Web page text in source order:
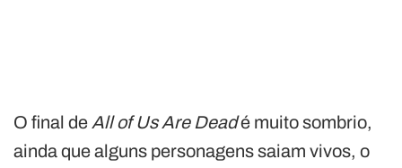
O final de All of Us Are Deadé muito sombrio,
ainda que alguns personagens saiam vivos, o